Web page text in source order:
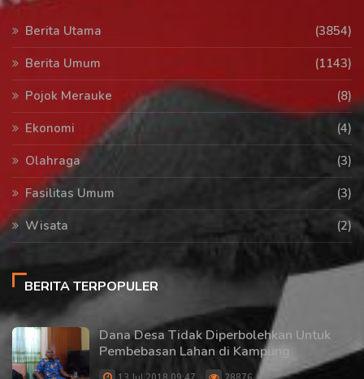
Berita Utama
(3854)
Berita Umum
(1143)
Pojok Merauke
(8)
Ekonomi
(4)
Olahraga
(3)
Fasilitas Umum
(3)
Wisata
(2)
BERITA TERPOPULER
Dana Desa Tidak Diperbolehkan Untuk
Pembebasan Lahan di Kampung